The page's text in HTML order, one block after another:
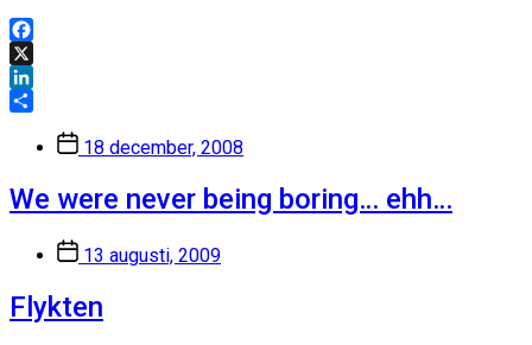
Facebook
X
LinkedIn
Inläggsdatum
18 december, 2008
We were never being boring… ehh…
Inläggsdatum
13 augusti, 2009
Flykten